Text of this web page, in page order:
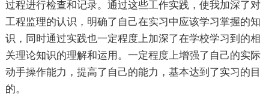
过程进行检查和记录。通过这些工作实践，使我加深了对
工程监理的认识，明确了自己在实习中应该学习掌握的知
识，同时通过实践也一定程度上加深了在学校学习到的相
关理论知识的理解和运用。一定程度上增强了自己的实际
动手操作能力，提高了自己的能力，基本达到了实习的目
的。